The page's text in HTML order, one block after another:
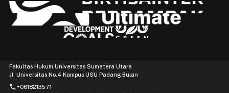
Fakultas Hukum Universitas Sumatera Utara
Jl. Universitas No.4 Kampus USU Padang Bulan
phone+0618213571